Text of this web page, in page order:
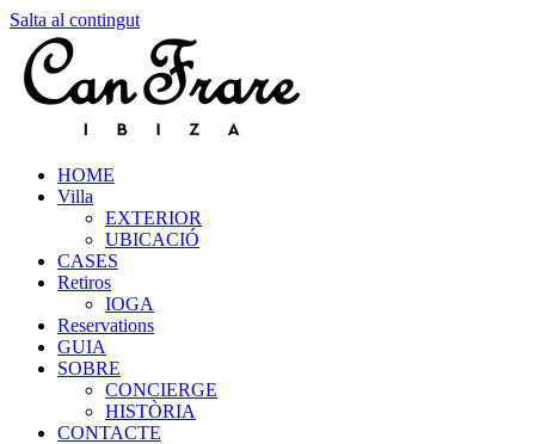
Salta al contingut
HOME
Villa
EXTERIOR
UBICACIÓ
CASES
Retiros
IOGA
Reservations
GUIA
SOBRE
CONCIERGE
HISTÒRIA
CONTACTE